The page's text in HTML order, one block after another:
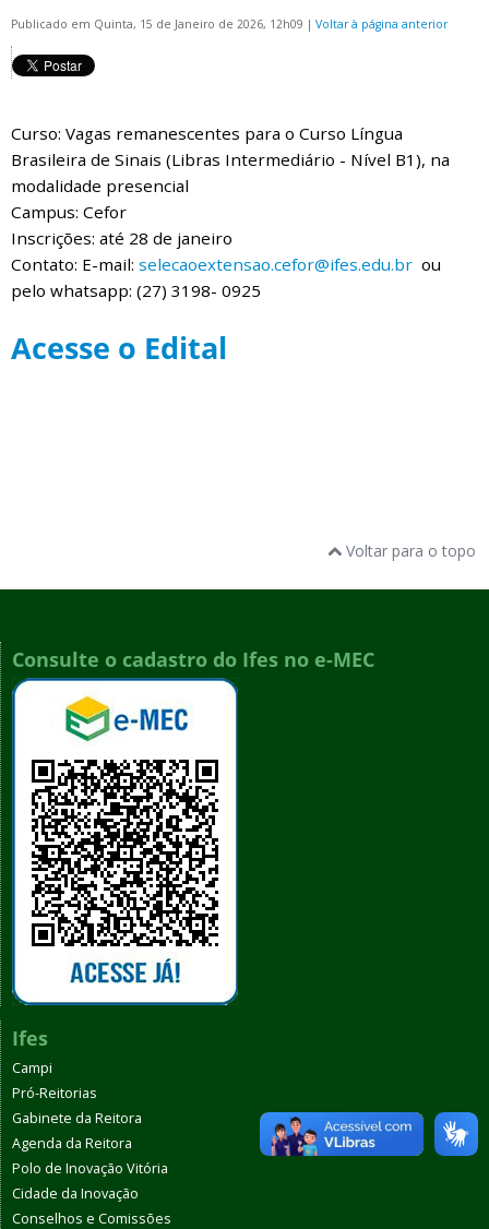
Publicado em Quinta, 15 de Janeiro de 2026, 12h09 | Voltar à página anterior
Curso: Vagas remanescentes para o Curso Língua
Brasileira de Sinais (Libras Intermediário - Nível B1), na
modalidade presencial
Campus: Cefor
Inscrições: até 28 de janeiro
Contato: E-mail: selecaoextensao.cefor@ifes.edu.br ou
pelo whatsapp: (27) 3198- 0925
Acesse o Edital
Voltar para o topo
Consulte o cadastro do Ifes no e-MEC
Ifes
Campi
Pró-Reitorias
Gabinete da Reitora
Agenda da Reitora
Polo de Inovação Vitória
Cidade da Inovação
Conselhos e Comissões